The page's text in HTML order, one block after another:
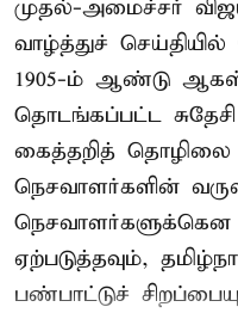
முதல்-அமைச்சர்
வாழ்த்துச் செய்தியில்
1905-ம் ஆண்டு
தொடங்கப்பட்ட
கைத்தறித் தொழிலை
நெசவாளர்களின்
ஏற்படுத்தவும்,
பண்பாட்டுச்